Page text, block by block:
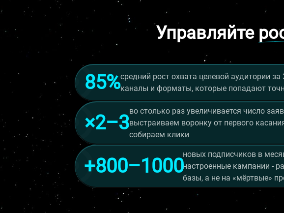
Управляйте
85%средний рост охвата целевой аудитории
каналы и форматы, которые попадают
×2–3
во столько раз увеличивается число
выстраиваем воронку от первого
собираем клики
+800–1000
новых подписчиков в
настроенные кампании -
базы, а не на «мёртвые»